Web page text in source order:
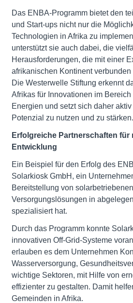
Das ENBA-Programm bietet den
und Start-ups nicht nur die
Technologien in Afrika zu
unterstützt sie auch dabei, die
Herausforderungen, die mit einer
afrikanischen Kontinent verbunden
Die Westerwelle Stiftung erkennt
Afrikas für Innovationen im
Energien und setzt sich daher
Potenzial zu nutzen und zu stärken.
Erfolgreiche Partnerschaften für
Entwicklung
Ein Beispiel für den Erfolg des
Solarkiosk GmbH, ein
Bereitstellung von
Versorgungslösungen in
spezialisiert hat.
Durch das Programm konnte
innovativen Off-Grid-Systeme
erlauben es dem Unternehmen
Wasserversorgung,
wichtige Sektoren, mit Hilfe von
effizienter zu gestalten. Damit
Gemeinden in Afrika.